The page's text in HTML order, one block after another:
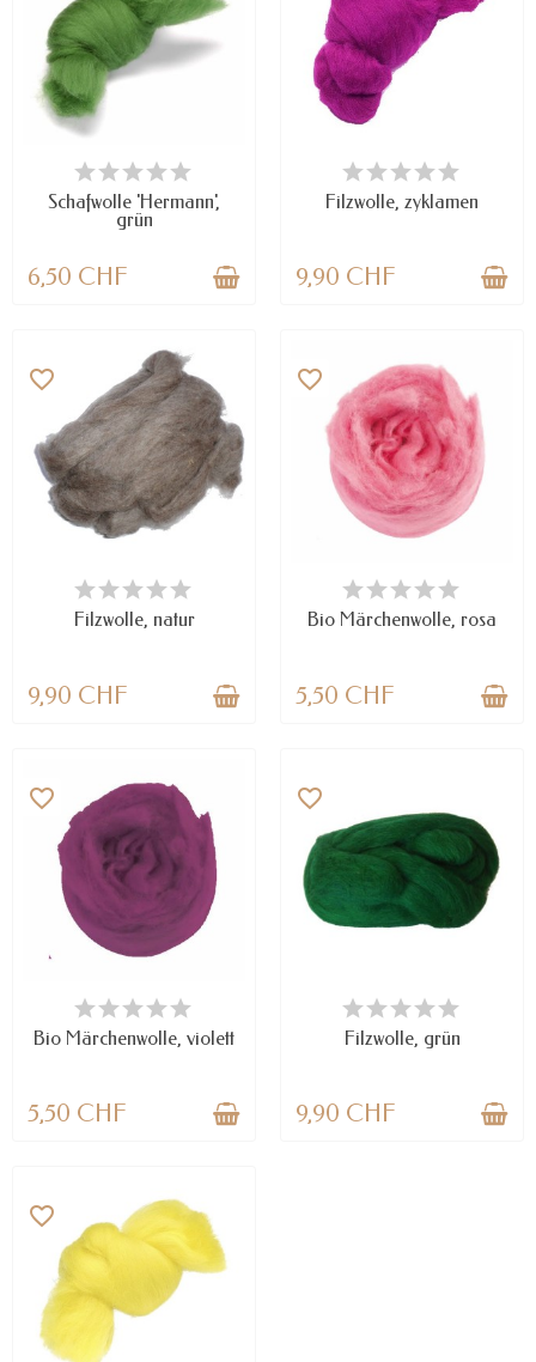
VERFÜGBAR
Schafwolle 'Hermann',
grün
6,50 CHF
NUR NOCH WENIGE TEILE
VERFÜGBAR
Filzwolle, zyklamen
9,90 CHF
VERFÜGBAR
favorite_border
Filzwolle, natur
9,90 CHF
NUR NOCH WENIGE TEILE
VERFÜGBAR
favorite_border
Bio Märchenwolle, rosa
5,50 CHF
NUR NOCH WENIGE TEILE
VERFÜGBAR
favorite_border
Bio Märchenwolle, violett
5,50 CHF
VERFÜGBAR
favorite_border
Filzwolle, grün
9,90 CHF
favorite_border